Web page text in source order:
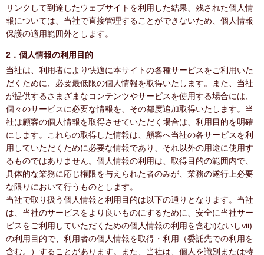
リンクして到達したウェブサイトを利用した結果、残された個人情
報については、当社で直接管理することができないため、個人情報
保護の適用範囲外とします。
2．個人情報の利用目的
当社は、利用者により快適に本サイトの各種サービスをご利用いた
だくために、必要最低限の個人情報を取得いたします。また、当社
が提供するさまざまなコンテンツやサービスを使用する場合には、
個々のサービスに必要な情報を、その都度追加取得いたします。当
社は顧客の個人情報を取得させていただく場合は、利用目的を明確
にします。これらの取得した情報は、顧客へ当社の各サービスを利
用していただくために必要な情報であり、それ以外の用途に使用す
るものではありません。個人情報の利用は、取得目的の範囲内で、
具体的な業務に応じ権限を与えられた者のみが、業務の遂行上必要
な限りにおいて行うものとします。
当社で取り扱う個人情報と利用目的は以下の通りとなります。当社
は、当社のサービスをより良いものにするために、安全に当社サー
ビスをご利用していただくための個人情報の利用を含むi)ないしvii)
の利用目的で、利用者の個人情報を取得・利用（委託先での利用を
含む。）することがあります。また、当社は、個人を識別または特